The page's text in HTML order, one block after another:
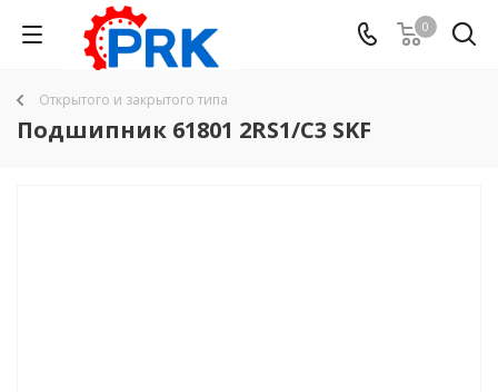
0
Открытого и закрытого типа
Подшипник 61801 2RS1/C3 SKF